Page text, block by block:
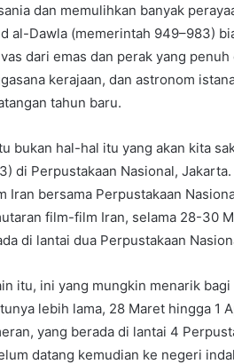
dan memulihkan banyak
al-Dawla (memerintah 949–983)
dari emas dan perak yang
kerajaan, dan astronom
tahun baru.
bukan hal-hal itu yang akan kita
di Perpustakaan Nasional,
Iran bersama Perpustakaan
film-film Iran, selama 28-30
di lantai dua Perpustakaan
itu, ini yang mungkin menarik
lebih lama, 28 Maret hingga 1
yang berada di lantai 4
datang kemudian ke negeri